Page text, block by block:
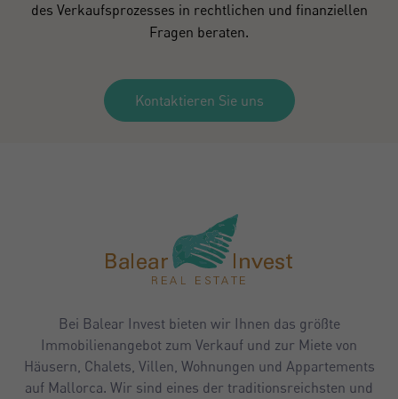
des Verkaufsprozesses in rechtlichen und finanziellen
Fragen beraten.
Kontaktieren Sie uns
Bei Balear Invest bieten wir Ihnen das größte
Immobilienangebot zum Verkauf und zur Miete von
Häusern, Chalets, Villen, Wohnungen und Appartements
auf Mallorca. Wir sind eines der traditionsreichsten und